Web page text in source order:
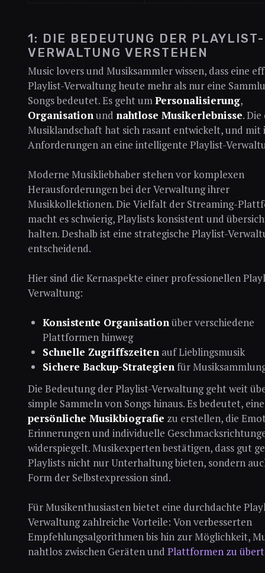
1: DIE BEDEUTUNG DER PLAYLIST-
VERWALTUNG VERSTEHEN
Music lovers und Musiksammler wissen, dass eine
Playlist-Verwaltung heute mehr als nur eine
Songs bedeutet. Es geht umPersonalisierung,
Organisationund nahtlose Musikerlebnisse.
Musiklandschaft hat sich rasant entwickelt, und mit
Anforderungen an eine intelligente Playlist-
Moderne Musikliebhaber stehen vor komplexen
Herausforderungen bei der Verwaltung ihrer
Musikkollektionen. Die Vielfalt der Streaming-
macht es schwierig, Playlists konsistent und
halten. Deshalb ist eine strategische Playlist-
entscheidend.
Hier sind die Kernaspekte einer professionellen
Verwaltung:
Konsistente Organisation über verschiedene
Plattformen hinweg
Schnelle Zugriffszeiten auf Lieblingsmusik
Sichere Backup-Strategien für
Die Bedeutung der Playlist-Verwaltung geht weit
simple Sammeln von Songs hinaus. Es bedeutet, eine
persönliche Musikbiografie zu erstellen, die
Erinnerungen und individuelle
widerspiegelt. Musikexperten bestätigen, dass gut
Playlists nicht nur Unterhaltung bieten, sondern
Form der Selbstexpression sind.
Für Musikenthusiasten bietet eine durchdachte
Verwaltung zahlreiche Vorteile: Von verbesserten
Empfehlungsalgorithmen bis hin zur Möglichkeit,
nahtlos zwischen Geräten und Plattformen zu